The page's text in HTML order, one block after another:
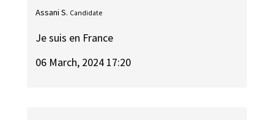
Assani S. Candidate
Je suis en France
06 March, 2024 17:20